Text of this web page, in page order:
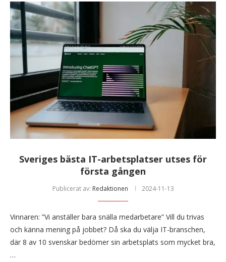
Sveriges bästa IT-arbetsplatser utses för
första gången
Publicerat av: Redaktionen 2024-11-13
Vinnaren: ”Vi anställer bara snälla medarbetare” Vill du trivas
och känna mening på jobbet? Då ska du välja IT-branschen,
där 8 av 10 svenskar bedömer sin arbetsplats som mycket bra,
…